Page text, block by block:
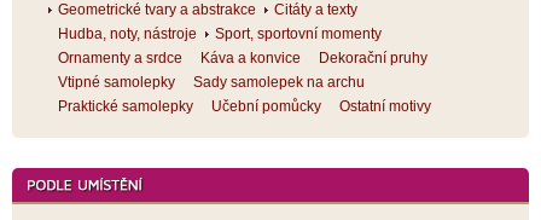
Geometrické tvary a abstrakce
Citáty a texty
Hudba, noty, nástroje
Sport, sportovní momenty
Ornamenty a srdce
Káva a konvice
Dekorační pruhy
Vtipné samolepky
Sady samolepek na archu
Praktické samolepky
Učební pomůcky Ostatní motivy